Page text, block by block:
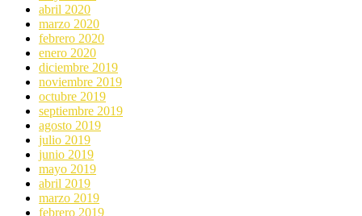
abril 2020
marzo 2020
febrero 2020
enero 2020
diciembre 2019
noviembre 2019
octubre 2019
septiembre 2019
agosto 2019
julio 2019
junio 2019
mayo 2019
abril 2019
marzo 2019
febrero 2019